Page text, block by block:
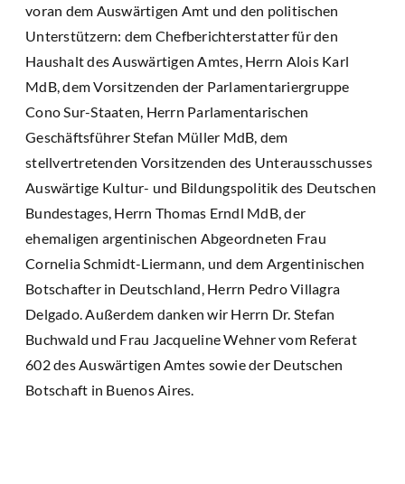
voran dem Auswärtigen Amt und den politischen
Unterstützern: dem Chefberichterstatter für den
Haushalt des Auswärtigen Amtes, Herrn Alois Karl
MdB, dem Vorsitzenden der Parlamentariergruppe
Cono Sur-Staaten, Herrn Parlamentarischen
Geschäftsführer Stefan Müller MdB, dem
stellvertretenden Vorsitzenden des Unterausschusses
Auswärtige Kultur- und Bildungspolitik des Deutschen
Bundestages, Herrn Thomas Erndl MdB, der
ehemaligen argentinischen Abgeordneten Frau
Cornelia Schmidt-Liermann, und dem Argentinischen
Botschafter in Deutschland, Herrn Pedro Villagra
Delgado. Außerdem danken wir Herrn Dr. Stefan
Buchwald und Frau Jacqueline Wehner vom Referat
602 des Auswärtigen Amtes sowie der Deutschen
Botschaft in Buenos Aires.